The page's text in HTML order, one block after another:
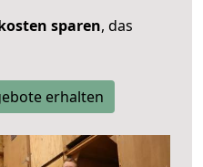
sparen, das
erhalten